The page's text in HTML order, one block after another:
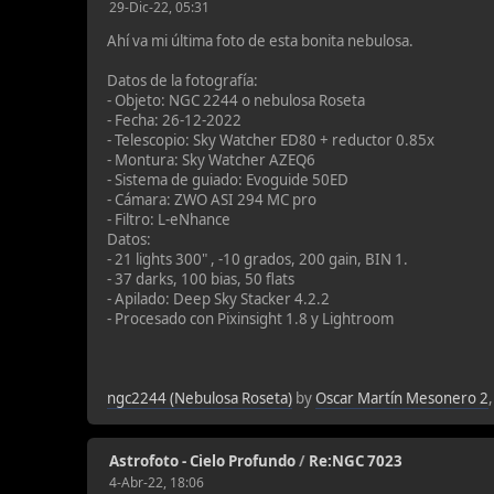
29-Dic-22, 05:31
Ahí va mi última foto de esta bonita nebulosa.
Datos de la fotografía:
- Objeto: NGC 2244 o nebulosa Roseta
- Fecha: 26-12-2022
- Telescopio: Sky Watcher ED80 + reductor 0.85x
- Montura: Sky Watcher AZEQ6
- Sistema de guiado: Evoguide 50ED
- Cámara: ZWO ASI 294 MC pro
- Filtro: L-eNhance
Datos:
- 21 lights 300" , -10 grados, 200 gain, BIN 1.
- 37 darks, 100 bias, 50 flats
- Apilado: Deep Sky Stacker 4.2.2
- Procesado con Pixinsight 1.8 y Lightroom
ngc2244 (Nebulosa Roseta) byOscar Martín Mesonero 2
Astrofoto - Cielo Profundo/ Re:NGC 7023
4-Abr-22, 18:06